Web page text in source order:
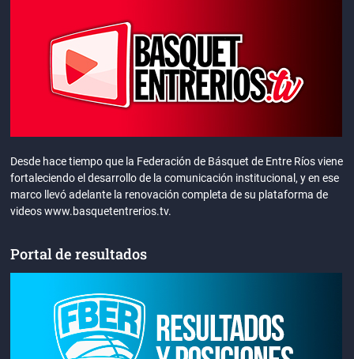
Desde hace tiempo que la Federación de Básquet de Entre Ríos viene
fortaleciendo el desarrollo de la comunicación institucional, y en ese
marco llevó adelante la renovación completa de su plataforma de
videos www.basquetentrerios.tv.
Portal de resultados